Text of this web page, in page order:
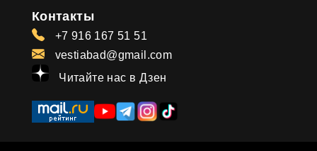
Контакты
+7 916 167 51 51
vestiabad@gmail.com
Читайте нас в Дзен